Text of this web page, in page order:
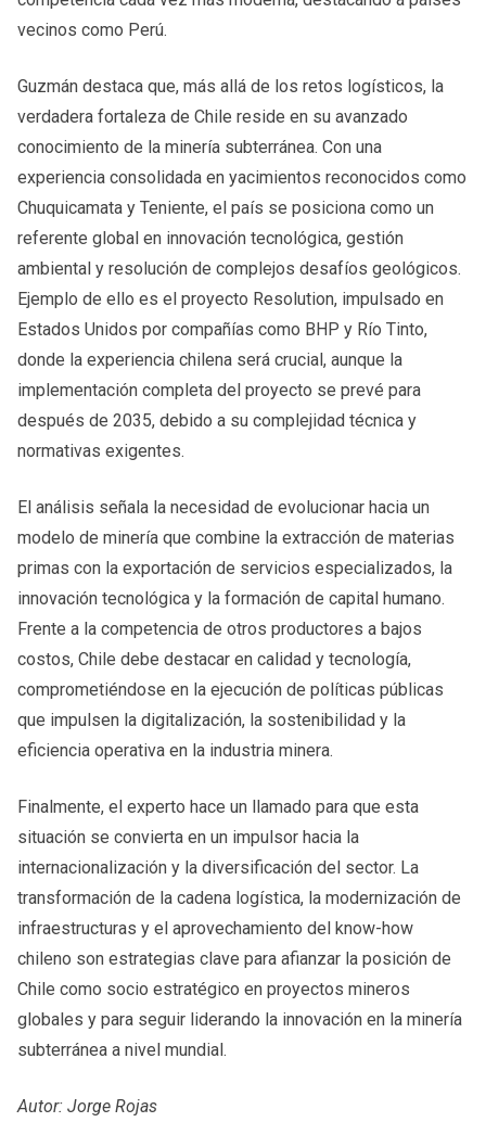
vecinos como Perú.
Guzmán destaca que, más allá de los retos logísticos, la
verdadera fortaleza de Chile reside en su avanzado
conocimiento de la minería subterránea. Con una
experiencia consolidada en yacimientos reconocidos como
Chuquicamata y Teniente, el país se posiciona como un
referente global en innovación tecnológica, gestión
ambiental y resolución de complejos desafíos geológicos.
Ejemplo de ello es el proyecto Resolution, impulsado en
Estados Unidos por compañías como BHP y Río Tinto,
donde la experiencia chilena será crucial, aunque la
implementación completa del proyecto se prevé para
después de 2035, debido a su complejidad técnica y
normativas exigentes.
El análisis señala la necesidad de evolucionar hacia un
modelo de minería que combine la extracción de materias
primas con la exportación de servicios especializados, la
innovación tecnológica y la formación de capital humano.
Frente a la competencia de otros productores a bajos
costos, Chile debe destacar en calidad y tecnología,
comprometiéndose en la ejecución de políticas públicas
que impulsen la digitalización, la sostenibilidad y la
eficiencia operativa en la industria minera.
Finalmente, el experto hace un llamado para que esta
situación se convierta en un impulsor hacia la
internacionalización y la diversificación del sector. La
transformación de la cadena logística, la modernización de
infraestructuras y el aprovechamiento del know-how
chileno son estrategias clave para afianzar la posición de
Chile como socio estratégico en proyectos mineros
globales y para seguir liderando la innovación en la minería
subterránea a nivel mundial.
Autor: Jorge Rojas